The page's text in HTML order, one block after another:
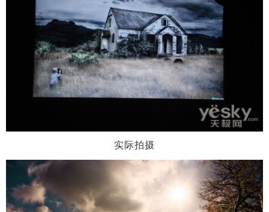
实际拍摄